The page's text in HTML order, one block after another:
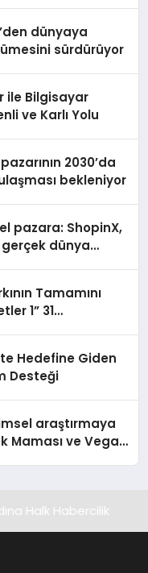
dünyaya
sürdürüyor
ile Bilgisayar
ve Karlı Yolu
2030’da
bekleniyor
pazara: ShopinX,
dünya
Tamamını
1” 31
Hedefine Giden
Desteği
araştırmaya
Maması ve Vegan
Halk Habercilik